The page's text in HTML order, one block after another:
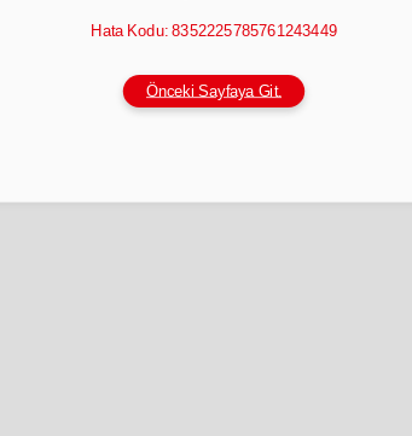
Hata Kodu: 8352225785761243449
Önceki Sayfaya Git.